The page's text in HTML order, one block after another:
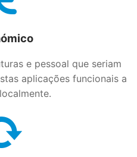
e pessoal que seriam
aplicações funcionais a